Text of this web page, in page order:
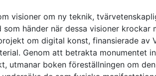
visioner om ny teknik,
händer när dessa visioner krockar
om digital konst, finansierade av
Genom att betrakta monumentet
utmanar boken föreställningen om